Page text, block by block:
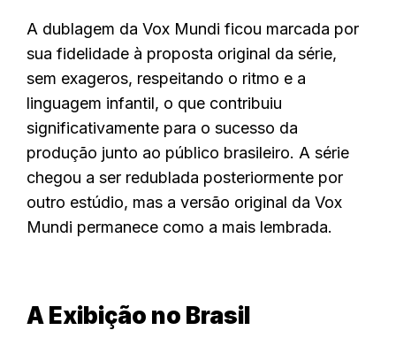
A dublagem da Vox Mundi ficou marcada por
sua fidelidade à proposta original da série,
sem exageros, respeitando o ritmo e a
linguagem infantil, o que contribuiu
significativamente para o sucesso da
produção junto ao público brasileiro. A série
chegou a ser redublada posteriormente por
outro estúdio, mas a versão original da Vox
Mundi permanece como a mais lembrada.
A Exibição no Brasil